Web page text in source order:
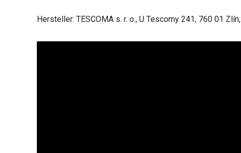
Hersteller: TESCOMA s. r. o., U Tescomy 241, 760 01 Zlín;